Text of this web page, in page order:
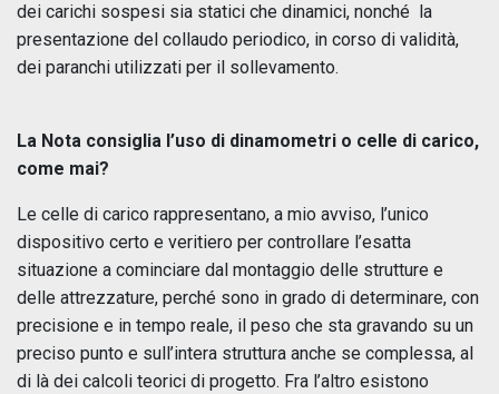
dei carichi sospesi sia statici che dinamici, nonché la
presentazione del collaudo periodico, in corso di validità,
dei paranchi utilizzati per il sollevamento.
La Nota consiglia l’uso di dinamometri o celle di carico,
come mai?
Le celle di carico rappresentano, a mio avviso, l’unico
dispositivo certo e veritiero per controllare l’esatta
situazione a cominciare dal montaggio delle strutture e
delle attrezzature, perché sono in grado di determinare, con
precisione e in tempo reale, il peso che sta gravando su un
preciso punto e sull’intera struttura anche se complessa, al
di là dei calcoli teorici di progetto. Fra l’altro esistono